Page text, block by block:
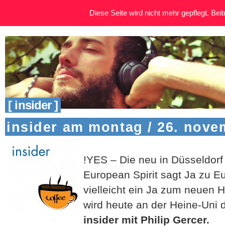
[ insider ]
insider am montag / 26.
!YES – Die neu in
European Spirit sagt Ja zu
vielleicht ein Ja zum neuen
wird heute an der Heine-Uni
insider mit Philip Gercer.
Diese Seite wird nicht mehr gepflegt.